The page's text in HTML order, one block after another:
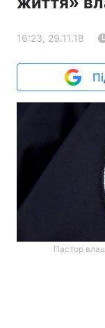
16:23, 29.11.18
Пастор